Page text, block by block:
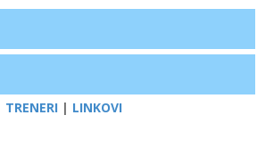
TRENERI | LINKOVI